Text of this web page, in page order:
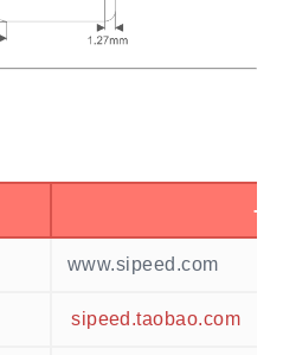
---
www.sipeed.com
sipeed.taobao.com